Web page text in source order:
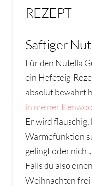
REZEPT
Saftiger
Für den Nutella
ein Hefeteig-
absolut bewährt
in meiner
Er wird
Wärmefunktion
gelingt oder
Falls du also
Weihnachten frei